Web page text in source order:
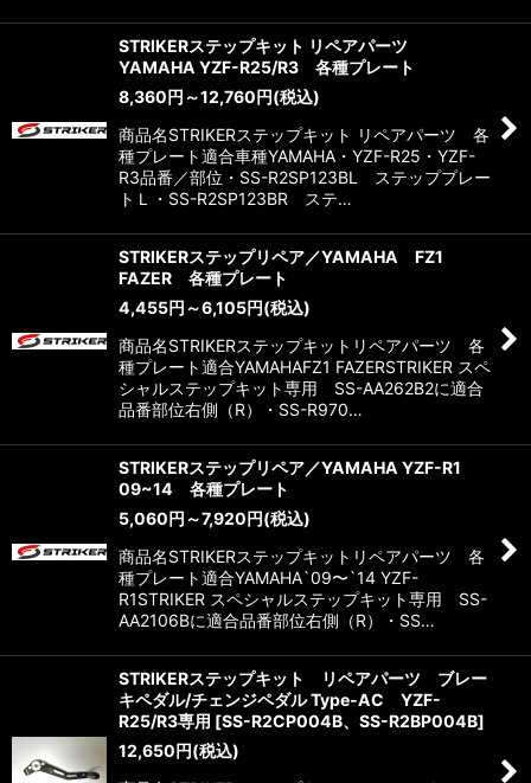
STRIKERステップキット リペアパーツ
YAMAHA YZF-R25/R3 各種プレート
8,360 円 ～12,760 円(税込)
商品名STRIKERステップキット リペアパーツ 各
種プレート適合車種YAMAHA・YZF-R25・YZF-
R3品番／部位・SS-R2SP123BL ステッププレー
トＬ・SS-R2SP123BR ステ…
STRIKERステップリペア／YAMAHA FZ1
FAZER 各種プレート
4,455円 ～6,105円(税込)
商品名STRIKERステップキットリペアパーツ 各
種プレート適合YAMAHAFZ1 FAZERSTRIKER スペ
シャルステップキット専用 SS-AA262B2に適合
品番部位右側（R）・SS-R970…
STRIKERステップリペア／YAMAHA YZF-R1
09~14 各種プレート
5,060 円 ～7,920 円(税込)
商品名STRIKERステップキットリペアパーツ 各
種プレート適合YAMAHA`09〜`14 YZF-
R1STRIKER スペシャルステップキット専用 SS-
AA2106Bに適合品番部位右側（R）・SS…
STRIKERステップキット リペアパーツ ブレー
キペダル/チェンジペダル Type-AC YZF-
R25/R3専用 [SS-R2CP004B、SS-R2BP004B]
12,650 円(税込)